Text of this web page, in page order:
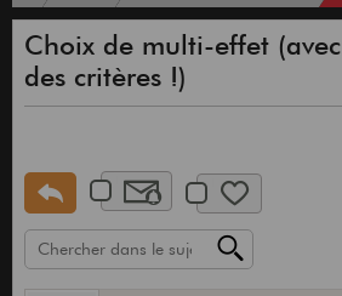
Choix de multi-effet (avec
des critères !)